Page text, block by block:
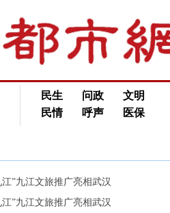
民生 问政
文明
民情
呼声 医保
”九江文旅推广亮相武汉
”九江文旅推广亮相武汉